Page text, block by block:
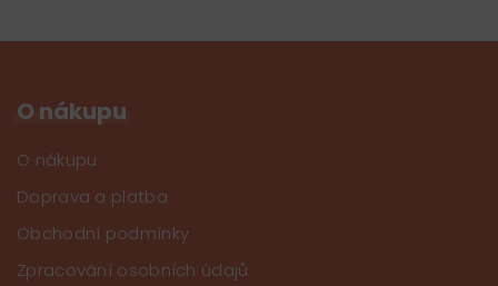
O nákupu
O nákupu
Doprava a platba
Obchodní podmínky
Zpracování osobních údajů